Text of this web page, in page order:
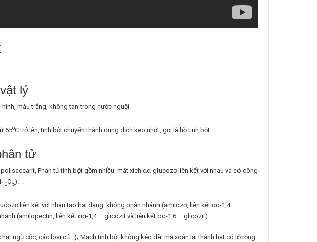
lý
màu trắng, không tan trong nước nguội.
65oC trở lên, tinh bột chuyển thành dung dịch keo nhớt, gọi là hồ tinh bột.
tử
Phân tử tinh bột gồm nhiều mắt xích αα-glucozơ liên kết với nhau và có công
10O5)n .
liên kết với nhau tạo hai dạng: không phân nhánh (amilozơ, liên kết αα-1,4 –
(amilopectin, liên kếtαα-1,4 – glicozit và liên kết αα-1,6 – glicozit).
ngũ cốc, các loại củ…); Mạch tinh bột không kéo dài mà xoắn lại thành hạt có lỗ rỗng.